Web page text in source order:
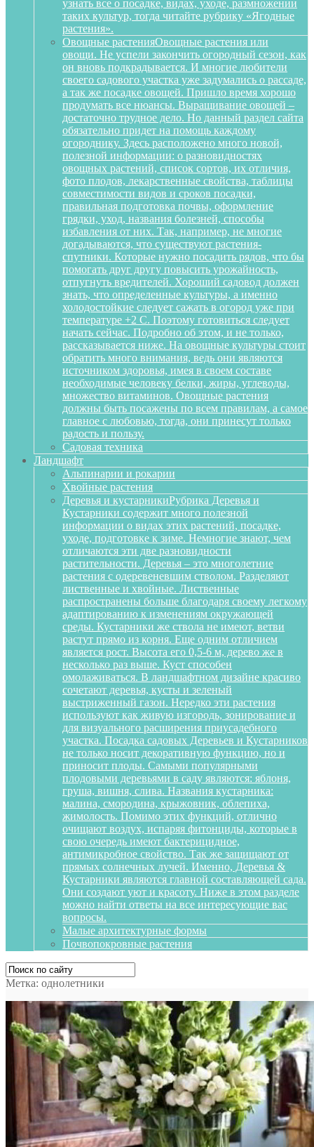
узнать все о посадке, видах, уходе, размножении
таких культур, тогда читайте рубрику «Ягодные
растения».
Овощные растенияОвощные растения или
овощи. Не успели закончить огородный сезон, как
он вновь подкрадывается. И многие любители
своего садового участка уже задумались о рассаде,
а так же посадке овощей. Пришло время хорошо
продумать все нюансы. Выращивание овощей –
достаточно трудное дело. Но данный раздел сайта
обязательно придет на помощь каждому
огороднику. Здесь расположено много новой,
полезной информации: о разновидностях
овощных растений, список сортов, их отличия,
фото плодов, лекарственные свойства, таблицы
совместимости видов и сроков посадки,
правильная подготовка почвы, оформление
грядки, уход, названия болезней, способы
избавления от них. Так, например, не многие
догадываются, что существуют растения-
спутники. Которые нужно посадить рядов, что бы
помогать друг другу повысить урожайность,
отпугнуть вредителей. Хороший садовод должен
знать, что определенные культуры, а именно
холодостойкие следует сажать в огород уже при
температуре +2 С. Поэтому готовиться следует
начать сейчас. Подробно об этом, и не только,
рассказывается ниже. На овощные культуры стоит
обратить много внимания, ведь они являются
источником здоровья, имея в своем составе
необходимые человеку белки, жиры, углеводы,
множество витаминов. Овощные растения
должны быть посажены по всем правилам, а самое
главное с любовью, тогда, они принесут только
радость и пользу.
Садовая техника
Ландшафт
Альпинарии и рокарии
Хвойные растения
Деревья и кустарникиРубрика Деревья и
Кустарники содержит много полезной
информации о видах этих растений, посадке,
уходе, подготовке к зиме. Немногие знают, чем
отличаются эти две разновидности
растительности. Деревья – это многолетние
растения с одеревеневшим стволом. Разделяют
лиственные и хвойные. Лиственные
распространены больше благодаря своему легкому
адаптированию к изменениям окружающей
среды. Кустарники же ствола не имеют, ветви
растут прямо из корня. Еще одним отличием
является рост. Высота его 0,5-6 м, дерево же в
несколько раз выше. Куст способен
омолаживаться. В ландшафтном дизайне красиво
сочетают деревья, кусты и зеленый
выстриженный газон. Нередко эти растения
используют как живую изгородь, зонирование и
для визуального расширения приусадебного
участка. Посадка садовых Деревьев и Кустарников
не только носит декоративную функцию, но и
приносит плоды. Самыми популярными
плодовыми деревьями в саду являются: яблоня,
груша, вишня, слива. Названия кустарника:
малина, смородина, крыжовник, облепиха,
жимолость. Помимо этих функций, отлично
очищают воздух, испаряя фитонциды, которые в
свою очередь имеют бактерицидное,
антимикробное свойство. Так же защищают от
прямых солнечных лучей. Именно, Деревья &
Кустарники являются главной составляющей сада.
Они создают уют и красоту. Ниже в этом разделе
можно найти ответы на все интересующие вас
вопросы.
Малые архитектурные формы
Почвопокровные растения
Метка: однолетники